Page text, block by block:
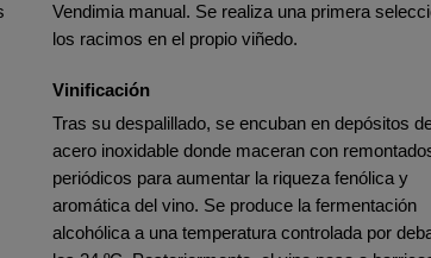
Vendimia manual. Se realiza una primera
los racimos en el propio viñedo.
Vinificación
Tras su despalillado, se encuban en depósitos
acero inoxidable donde maceran con
periódicos para aumentar la riqueza fenólica y
aromática del vino. Se produce la fermentación
alcohólica a una temperatura controlada por